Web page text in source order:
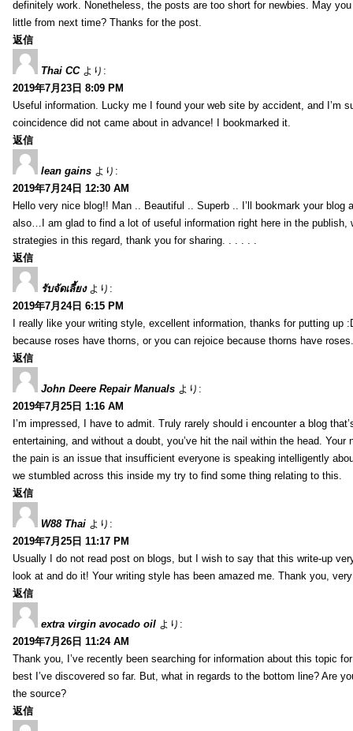
definitely work. Nonetheless, the posts are too short for newbies. May
little from next time? Thanks for the post.
返信
Thai CC より:
2019年7月23日 8:09 PM
Useful information. Lucky me I found your web site by accident, and I’m
coincidence did not came about in advance! I bookmarked it.
返信
lean gains より:
2019年7月24日 12:30 AM
Hello very nice blog!! Man .. Beautiful .. Superb .. I’ll bookmark your blog
also…I am glad to find a lot of useful information right here in the publish,
strategies in this regard, thank you for sharing. . . . . .
返信
รับจัดเลี้ยง より:
2019年7月24日 6:15 PM
I really like your writing style, excellent information, thanks for putting up
because roses have thorns, or you can rejoice because thorns have
返信
John Deere Repair Manuals より:
2019年7月25日 1:16 AM
I’m impressed, I have to admit. Truly rarely should i encounter a blog
entertaining, and without a doubt, you’ve hit the nail within the head. Your
the pain is an issue that insufficient everyone is speaking intelligently
we stumbled across this inside my try to find some thing relating to this.
返信
W88 Thai より:
2019年7月25日 11:17 PM
Usually I do not read post on blogs, but I wish to say that this write-up
look at and do it! Your writing style has been amazed me. Thank you,
返信
extra virgin avocado oil より:
2019年7月26日 11:24 AM
Thank you, I’ve recently been searching for information about this topic
best I’ve discovered so far. But, what in regards to the bottom line? Are
the source?
返信